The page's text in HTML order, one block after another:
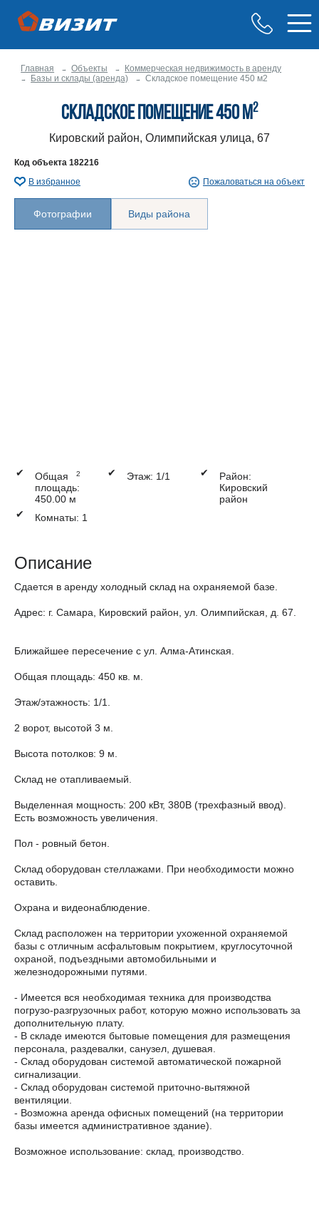
Главная Объекты
Коммерческая недвижимость в аренду
Базы и склады (аренда)
Складское помещение 450 м2
Складское помещение 450 м2
Кировский район, Олимпийская улица, 67
Код объекта 182216
В избранное
Пожаловаться на объект
Фотографии Виды района
✔
Общая
площадь:
450.00 м
2 ✔ Этаж: 1/1 ✔
Район:
Кировский
район
✔
Комнаты: 1
Описание
Сдается в аренду холодный склад на охраняемой базе.
Адрес: г. Самара, Кировский район, ул. Олимпийская, д. 67.
Ближайшее пересечение с ул. Алма-Атинская.
Общая площадь: 450 кв. м.
Этаж/этажность: 1/1.
2 ворот, высотой 3 м.
Высота потолков: 9 м.
Склад не отапливаемый.
Выделенная мощность: 200 кВт, 380В (трехфазный ввод).
Есть возможность увеличения.
Пол - ровный бетон.
Склад оборудован стеллажами. При необходимости можно
оставить.
Охрана и видеонаблюдение.
Склад расположен на территории ухоженной охраняемой
базы с отличным асфальтовым покрытием, круглосуточной
охраной, подъездными автомобильными и
железнодорожными путями.
- Имеется вся необходимая техника для производства
погрузо-разгрузочных работ, которую можно использовать за
дополнительную плату.
- В складе имеются бытовые помещения для размещения
персонала, раздевалки, санузел, душевая.
- Склад оборудован системой автоматической пожарной
сигнализации.
- Склад оборудован системой приточно-вытяжной
вентиляции.
- Возможна аренда офисных помещений (на территории
базы имеется административное здание).
Возможное использование: склад, производство.